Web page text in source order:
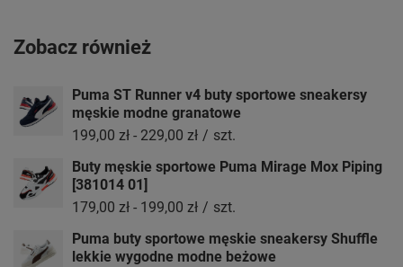
Zobacz również
Puma ST Runner v4 buty sportowe sneakersy
męskie modne granatowe
199,00 zł - 229,00 zł / szt.
Buty męskie sportowe Puma Mirage Mox Piping
[381014 01]
179,00 zł - 199,00 zł / szt.
Puma buty sportowe męskie sneakersy Shuffle
lekkie wygodne modne beżowe